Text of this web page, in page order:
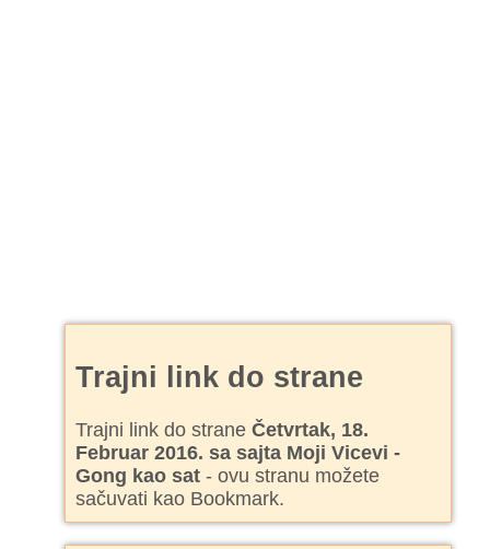
Trajni link do strane
Trajni link do straneČetvrtak, 18.
Februar 2016. sa sajta Moji Vicevi -
Gong kao sat - ovu stranu možete
sačuvati kao Bookmark.